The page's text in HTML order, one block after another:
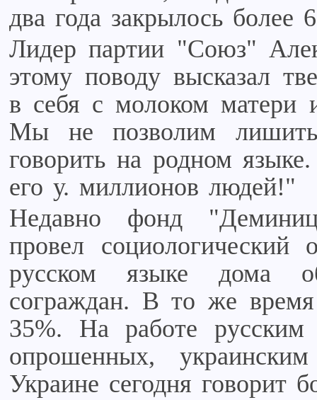
два года закрылось более
Лидер партии "Союз"
этому поводу высказал
в себя с молоком матери
Мы не позволим
говорить на родном
его у. миллионов людей!"
Недавно фонд
провел
русском языке дома
сограждан. В то же
35%. На работе русским
опрошенных,
Украине сегодня говорит